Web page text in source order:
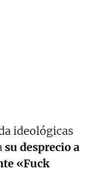
ideológicas
su desprecio a
«Fuck